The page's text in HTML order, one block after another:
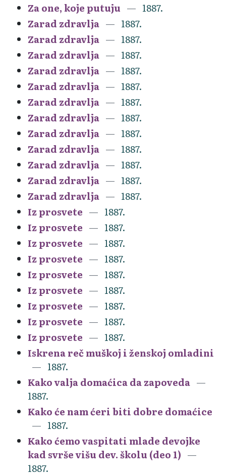
Za one, koje putuju
1887.
Zarad zdravlja
1887.
Zarad zdravlja
1887.
Zarad zdravlja
1887.
Zarad zdravlja
1887.
Zarad zdravlja
1887.
Zarad zdravlja
1887.
Zarad zdravlja
1887.
Zarad zdravlja
1887.
Zarad zdravlja
1887.
Zarad zdravlja
1887.
Zarad zdravlja
1887.
Zarad zdravlja
1887.
Iz prosvete
1887.
Iz prosvete
1887.
Iz prosvete
1887.
Iz prosvete
1887.
Iz prosvete
1887.
Iz prosvete
1887.
Iz prosvete
1887.
Iz prosvete
1887.
Iz prosvete
1887.
Iskrena reč muškoj i ženskoj omladini
1887.
Kako valja domaćica da zapoveda
1887.
Kako će nam ćeri biti dobre domaćice
1887.
Kako ćemo vaspitati mlade devojke
kad svrše višu dev. školu (deo 1)
1887.